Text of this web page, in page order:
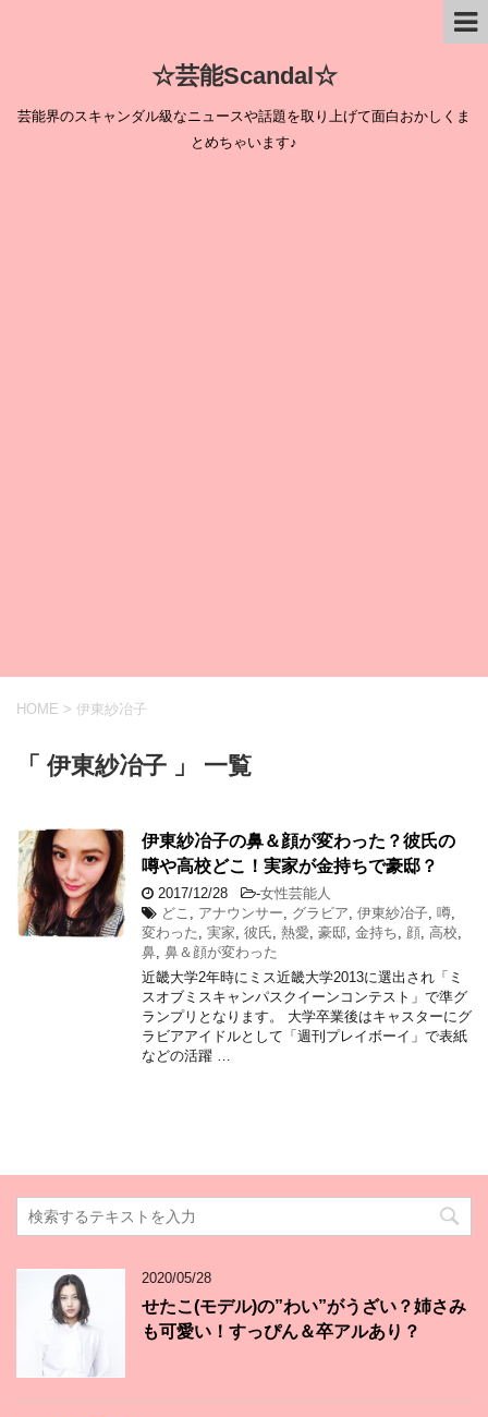
☆芸能Scandal☆
芸能界のスキャンダル級なニュースや話題を取り上げて面白おかしくま
とめちゃいます♪
HOME > 伊東紗冶子
「 伊東紗冶子 」 一覧
伊東紗冶子の鼻＆顔が変わった？彼氏の
噂や高校どこ！実家が金持ちで豪邸？
2017/12/28 -女性芸能人
どこ
アナウンサー グラビア 伊東紗冶子 噂
変わった 実家 彼氏 熱愛 豪邸 金持ち 顔 高校
鼻 鼻＆顔が変わった
近畿大学2年時にミス近畿大学2013に選出され「ミ
スオブミスキャンパスクイーンコンテスト」で準グ
ランプリとなります。 大学卒業後はキャスターにグ
ラビアアイドルとして「週刊プレイボーイ」で表紙
などの活躍 …
2020/05/28
せたこ(モデル)の”わい”がうざい？姉さみ
も可愛い！すっぴん＆卒アルあり？